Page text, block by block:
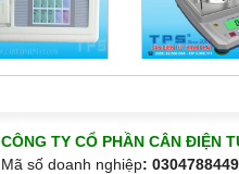
CÔNG TY CỔ PHẦN CÂN ĐIỆN
Mã số doanh nghiệp: 0304788449